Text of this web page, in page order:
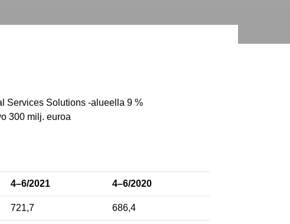
Services Solutions -alueella 9 %
300 milj. euroa
4–6/2021 4–6/2020
721,7 686,4